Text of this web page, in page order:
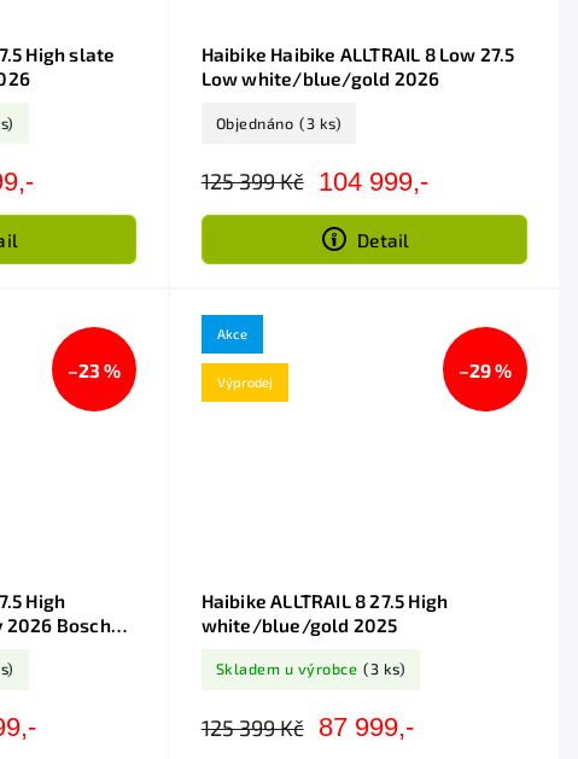
High slate
Haibike Haibike ALLTRAIL 8 Low 27.5
Low white/blue/gold 2026
Objednáno (3 ks)
125 399 Kč 104 999,-
Detail
–23 %
High
Bosch
Akce
Výprodej
–29 %
Haibike ALLTRAIL 8 27.5 High
white/blue/gold 2025
Skladem u výrobce (3 ks)
125 399 Kč 87 999,-